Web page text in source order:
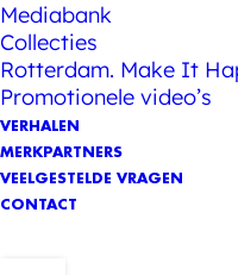
Mediabank
Collecties
Rotterdam. Make It
Promotionele video’s
VERHALEN
MERKPARTNERS
VEELGESTELDE VRAGEN
CONTACT